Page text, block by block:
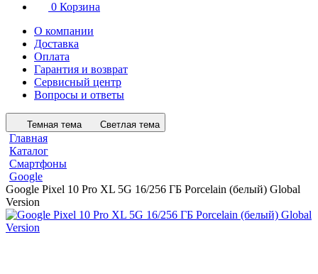
0 Корзина
О компании
Доставка
Оплата
Гарантия и возврат
Сервисный центр
Вопросы и ответы
Темная тема Светлая тема
Главная
Каталог
Смартфоны
Google
Google Pixel 10 Pro XL 5G 16/256 ГБ Porcelain (белый) Global
Version